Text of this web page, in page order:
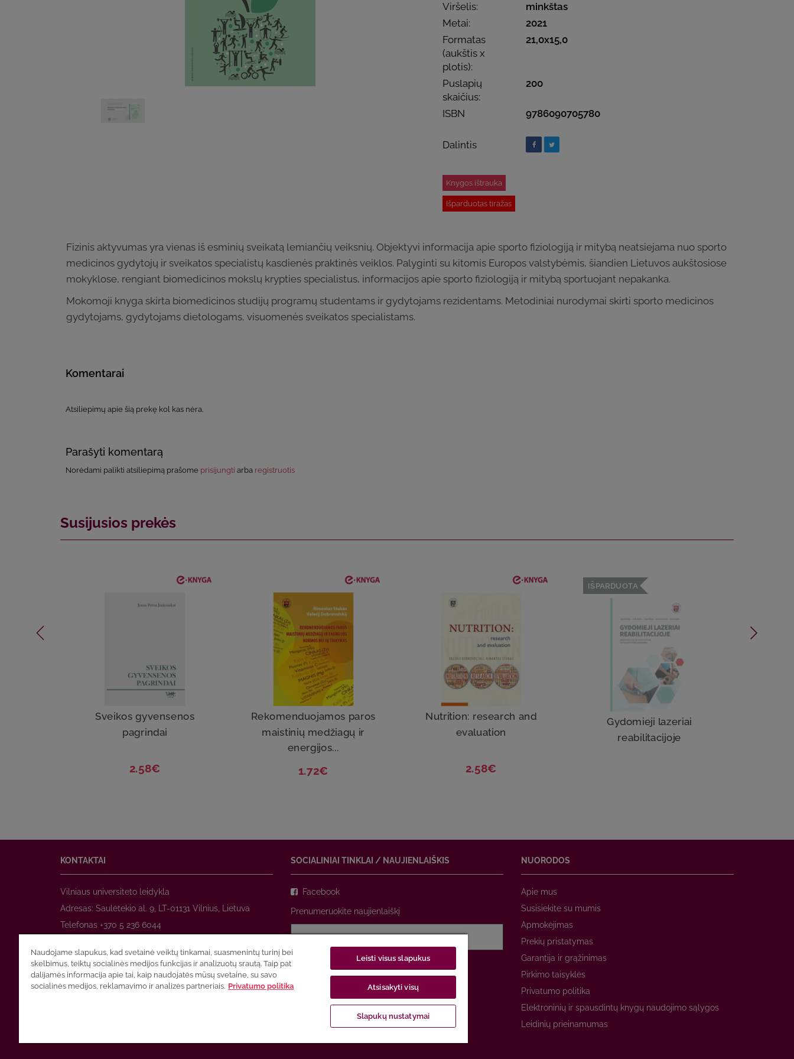
Viršelis:
minkštas
Metai:
2021
Formatas
(aukštis x
plotis):
21,0x15,0
Puslapių
skaičius:
200
ISBN 9786090705780
Dalintis
Knygos ištrauka
Išparduotas tiražas
Fizinis aktyvumas yra vienas iš esminių sveikatą lemiančių veiksnių. Objektyvi informacija apie sporto fiziologiją ir mitybą neatsiejama nuo sporto
medicinos gydytojų ir sveikatos specialistų kasdienės praktinės veiklos. Palyginti su kitomis Europos valstybėmis, šiandien Lietuvos aukštosiose
mokyklose, rengiant biomedicinos mokslų krypties specialistus, informacijos apie sporto fiziologiją ir mitybą sportuojant nepakanka.
Mokomoji knyga skirta biomedicinos studijų programų studentams ir gydytojams rezidentams. Metodiniai nurodymai skirti sporto medicinos
gydytojams, gydytojams dietologams, visuomenės sveikatos specialistams.
Komentarai
Atsiliepimų apie šią prekę kol kas nėra.
Parašyti komentarą
Norėdami palikti atsiliepimą prašome prisijungti arba registruotis
Susijusios prekės
Sveikos gyvensenos
pagrindai
2.58€
Rekomenduojamos paros
maistinių medžiagų ir
energijos...
1.72€
Nutrition: research and
evaluation
2.58€
IŠPARDUOTA
Gydomieji lazeriai
reabilitacijoje
KONTAKTAI
Vilniaus universiteto leidykla
Adresas: Saulėtekio al. 9, LT-01131 Vilnius, Lietuva
Telefonas +370 5 236 6044
El. paštasprekyba@leidykla.vu.lt
www.zurnalai.vu.lt
SOCIALINIAI TINKLAI / NAUJIENLAIŠKIS
Facebook
Prenumeruokite naujienlaiškį
privatumo politika
NUORODOS
Apie mus
Susisiekite su mumis
Apmokėjimas
Prekių pristatymas
Garantija ir grąžinimas
Pirkimo taisyklės
Privatumo politika
Elektroninių ir spausdintų knygų naudojimo sąlygos
Leidinių prieinamumas
Naudojame slapukus, kad svetainė veiktų tinkamai, suasmenintų turinį bei
skelbimus, teiktų socialinės medijos funkcijas ir analizuotų srautą. Taip pat
dalijamės informacija apie tai, kaip naudojatės mūsų svetaine, su savo
socialinės medijos, reklamavimo ir analizės partneriais. Privatumo politika
Leisti visus slapukus
Atsisakyti visų
Slapukų nustatymai